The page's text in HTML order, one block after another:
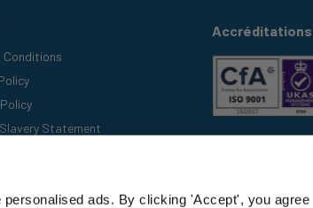
ads. By clicking 'Accept', you agree
Conditions
Statement
Accréditations